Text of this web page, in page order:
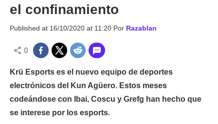
el confinamiento
Published at 16/10/2020 at 11:20 Por Razablan
0
Krü Esports es el nuevo equipo de deportes
electrónicos del Kun Agüero. Estos meses
codeándose con Ibai, Coscu y Grefg han hecho que
se interese por los esports.